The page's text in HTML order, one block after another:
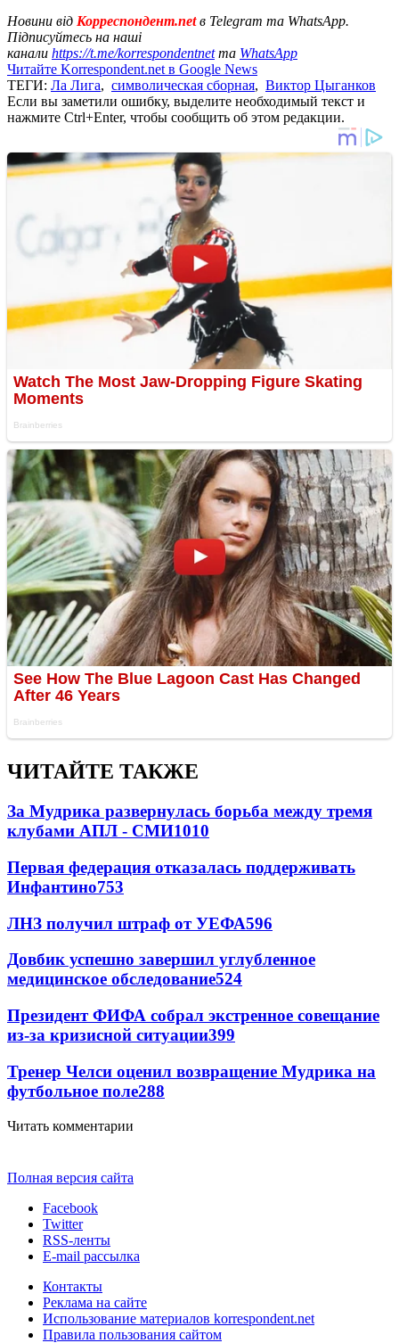
Новини від Корреспондент.netв Telegram та WhatsApp.
Підписуйтесь на наші
канали https://t.me/korrespondentnetта WhatsApp
Читайте Korrespondent.net в Google News
ТЕГИ: Ла Лига, символическая сборная, Виктор Цыганков
Если вы заметили ошибку, выделите необходимый текст и
нажмите Ctrl+Enter, чтобы сообщить об этом редакции.
ЧИТАЙТЕ ТАКЖЕ
За Мудрика развернулась борьба между тремя
клубами АПЛ - СМИ1010
Первая федерация отказалась поддерживать
Инфантино753
ЛНЗ получил штраф от УЕФА596
Довбик успешно завершил углубленное
медицинское обследование524
Президент ФИФА собрал экстренное совещание
из-за кризисной ситуации399
Тренер Челси оценил возвращение Мудрика на
футбольное поле288
Читать комментарии
Полная версия сайта
Facebook
Twitter
RSS-ленты
E-mail рассылка
Контакты
Реклама на сайте
Использование материалов korrespondent.net
Правила пользования сайтом